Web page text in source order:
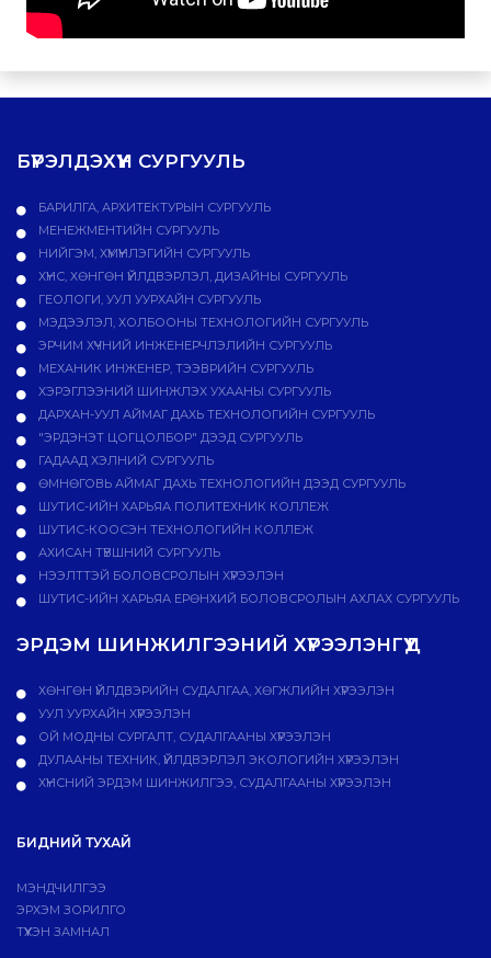
БҮРЭЛДЭХҮҮН СУРГУУЛЬ
БАРИЛГА, АРХИТЕКТУРЫН СУРГУУЛЬ
МЕНЕЖМЕНТИЙН СУРГУУЛЬ
НИЙГЭМ, ХҮМҮҮНЛЭГИЙН СУРГУУЛЬ
ХҮНС, ХӨНГӨН ҮЙЛДВЭРЛЭЛ, ДИЗАЙНЫ СУРГУУЛЬ
ГЕОЛОГИ, УУЛ УУРХАЙН СУРГУУЛЬ
МЭДЭЭЛЭЛ, ХОЛБООНЫ ТЕХНОЛОГИЙН СУРГУУЛЬ
ЭРЧИМ ХҮЧНИЙ ИНЖЕНЕРЧЛЭЛИЙН СУРГУУЛЬ
МЕХАНИК ИНЖЕНЕР, ТЭЭВРИЙН СУРГУУЛЬ
ХЭРЭГЛЭЭНИЙ ШИНЖЛЭХ УХААНЫ СУРГУУЛЬ
ДАРХАН-УУЛ АЙМАГ ДАХЬ ТЕХНОЛОГИЙН СУРГУУЛЬ
"ЭРДЭНЭТ ЦОГЦОЛБОР" ДЭЭД СУРГУУЛЬ
ГАДААД ХЭЛНИЙ СУРГУУЛЬ
ӨМНӨГОВЬ АЙМАГ ДАХЬ ТЕХНОЛОГИЙН ДЭЭД СУРГУУЛЬ
ШУТИС-ИЙН ХАРЬЯА ПОЛИТЕХНИК КОЛЛЕЖ
ШУТИС-КООСЭН ТЕХНОЛОГИЙН КОЛЛЕЖ
АХИСАН ТҮВШНИЙ СУРГУУЛЬ
НЭЭЛТТЭЙ БОЛОВСРОЛЫН ХҮРЭЭЛЭН
ШУТИС-ИЙН ХАРЬЯА ЕРӨНХИЙ БОЛОВСРОЛЫН АХЛАХ СУРГУУЛЬ
ЭРДЭМ ШИНЖИЛГЭЭНИЙ ХҮРЭЭЛЭНГҮҮД
ХӨНГӨН ҮЙЛДВЭРИЙН СУДАЛГАА, ХӨГЖЛИЙН ХҮРЭЭЛЭН
УУЛ УУРХАЙН ХҮРЭЭЛЭН
ОЙ МОДНЫ СУРГАЛТ, СУДАЛГААНЫ ХҮРЭЭЛЭН
ДУЛААНЫ ТЕХНИК, ҮЙЛДВЭРЛЭЛ ЭКОЛОГИЙН ХҮРЭЭЛЭН
ХҮНСНИЙ ЭРДЭМ ШИНЖИЛГЭЭ, СУДАЛГААНЫ ХҮРЭЭЛЭН
БИДНИЙ ТУХАЙ
МЭНДЧИЛГЭЭ
ЭРХЭМ ЗОРИЛГО
ТҮҮХЭН ЗАМНАЛ